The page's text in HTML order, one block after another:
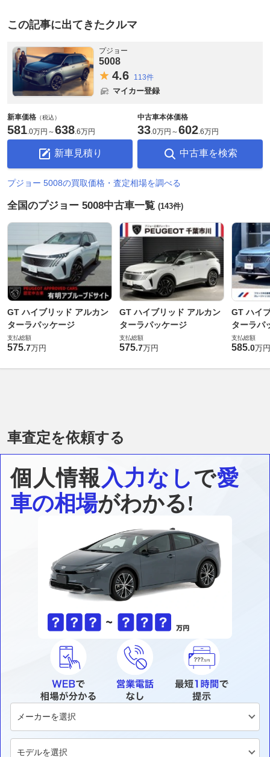
この記事に出てきたクルマ
プジョー
5008
4.6 113件
マイカー登録
新車価格 （税込）
581.0万円 ～638.6万円
新車見積り
中古車本体価格
33.0万円 ～602.6万円
中古車を検索
プジョー 5008の買取価格・査定相場を調べる
全国のプジョー 5008中古車一覧 (143件)
GT ハイブリッド アルカン
ターラパッケージ
支払総額
575.7万円
GT ハイブリッド アルカン
ターラパッケージ
支払総額
575.7万円
GT ハイ
ターラパ
支払総額
585.0万円
車査定を依頼する
個人情報入力なしで愛
車の相場がわかる!